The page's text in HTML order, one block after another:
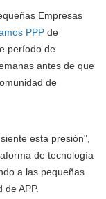
Empresas
PPP de
período de
antes de que
de
esta presión",
de tecnología
a las pequeñas
APP.